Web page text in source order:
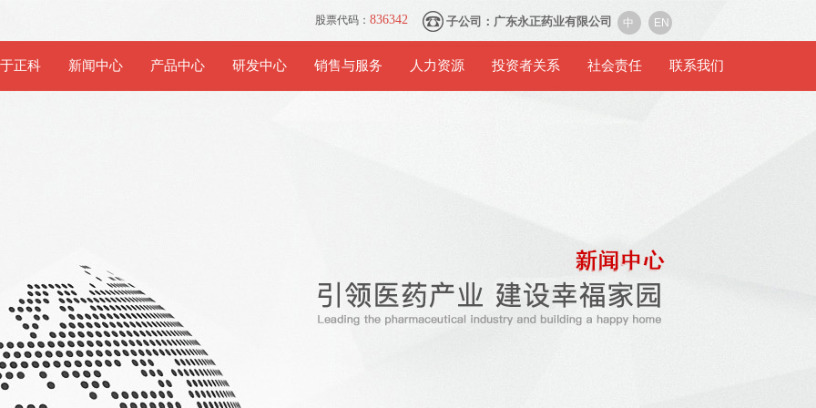
股票代码： 836342 子公司：广东永正药业有限公司 中 EN
正科 新闻中心 产品中心 研发中心 销售与服务 人力资源 投资者关系 社会责任 联系我们